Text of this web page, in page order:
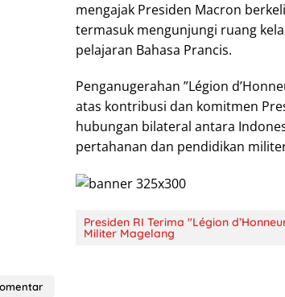
mengajak Presiden Macron
termasuk mengunjungi ruang
pelajaran Bahasa Prancis.
Penganugerahan ”Légion
atas kontribusi dan komitmen
hubungan bilateral antara
pertahanan dan pendidikan
Presiden RI Terima "Légion
Militer Magelang